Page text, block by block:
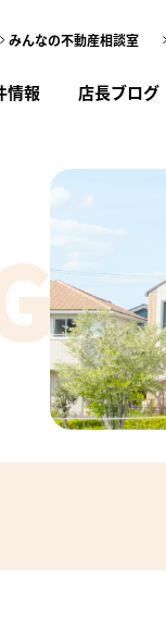
みんなの不動産相談室
不動産
情報 店長ブログ
はいたしませんので
いたします。
ルールに同意する